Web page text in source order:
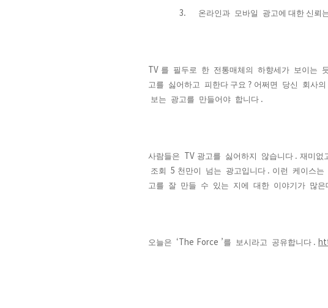
3. 온라인과 모바일 광고에 대한 신뢰
TV 를 필두로 한 전통매체의 하향세가 보이는
고를 싫어하고 피한다 구요 ? 어쩌면 당신 회사의
보는 광고를 만들어야 합니다 .
사람들은 TV 광고를 싫어하지 않습니다 . 재미없
조회 5 천만이 넘는 광고입니다 . 이런 케이스는
고를 잘 만들 수 있는 지에 대한 이야기가 많은
오늘은 ‘The Force ’를 보시라고 공유합니다 .